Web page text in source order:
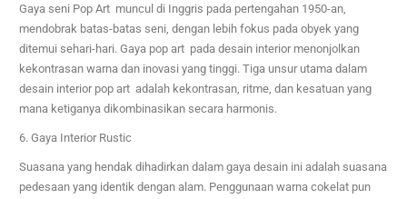
Gaya seni Pop Art muncul di Inggris pada pertengahan 1950-an,
mendobrak batas-batas seni, dengan lebih fokus pada obyek yang
ditemui sehari-hari. Gaya pop art pada desain interior menonjolkan
kekontrasan warna dan inovasi yang tinggi. Tiga unsur utama dalam
desain interior pop art adalah kekontrasan, ritme, dan kesatuan yang
mana ketiganya dikombinasikan secara harmonis.
6. Gaya Interior Rustic
Suasana yang hendak dihadirkan dalam gaya desain ini adalah suasana
pedesaan yang identik dengan alam. Penggunaan warna cokelat pun